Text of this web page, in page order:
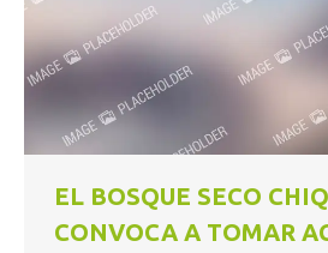
EL BOSQUE SECO
CONVOCA A TOMAR